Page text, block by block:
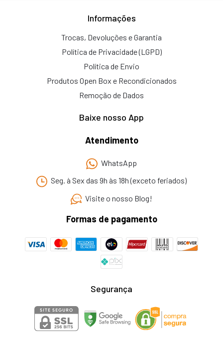
Informações
Trocas, Devoluções e Garantia
Política de Privacidade (LGPD)
Política de Envio
Produtos Open Box e Recondicionados
Remoção de Dados
Baixe nosso App
Atendimento
WhatsApp
Seg. à Sex das 9h às 18h (exceto feriados)
Visite o nosso Blog!
Formas de pagamento
Segurança